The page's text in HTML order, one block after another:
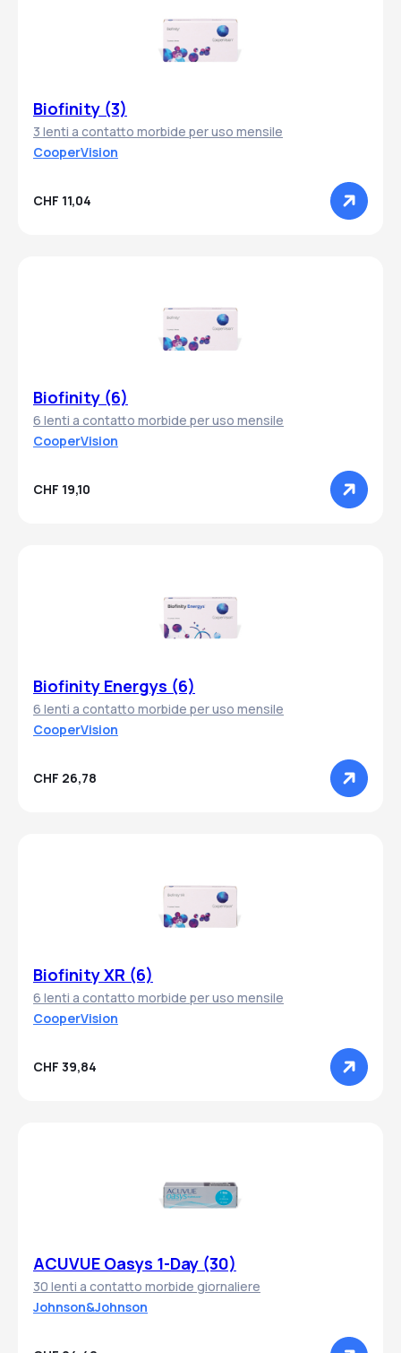
Biofinity (3)
3 lenti a contatto morbide per uso mensile
CooperVision
CHF 11,04
Biofinity (6)
6 lenti a contatto morbide per uso mensile
CooperVision
CHF 19,10
Biofinity Energys (6)
6 lenti a contatto morbide per uso mensile
CooperVision
CHF 26,78
Biofinity XR (6)
6 lenti a contatto morbide per uso mensile
CooperVision
CHF 39,84
ACUVUE Oasys 1-Day (30)
30 lenti a contatto morbide giornaliere
Johnson&Johnson